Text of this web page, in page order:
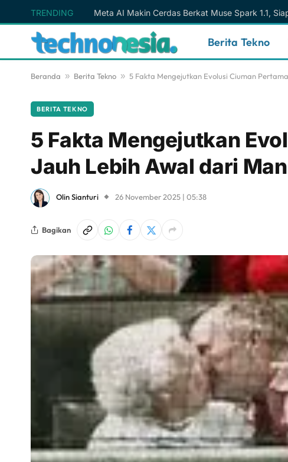
TRENDING
Berita Tekno
Beranda » Berita Tekno » 5 Fakta Mengejutkan Evolusi Ciuman
BERITA TEKNO
5 Fakta Mengejutkan
Jauh Lebih Awal dari
Olin Sianturi 26 November 2025 | 05:38
Bagikan